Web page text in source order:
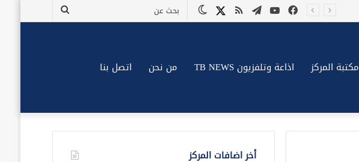
بحث
الوضع X ملخص
تيلقراميوتيوب
فيسبوك
مكتبة المركز اذاعة وتلفزيون TB NEWS من نحن اتصل بنا
أخر اضافات المركز